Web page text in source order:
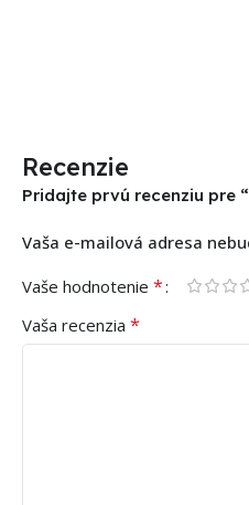
Recenzie
Pridajte prvú recenziu pre
Vaša e-mailová adresa
Vaše hodnotenie *
Vaša recenzia *